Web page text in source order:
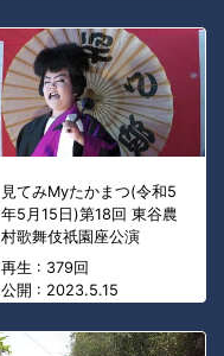
見てみMyたかまつ(令和5
年5月15日)第18回 東谷農
村歌舞伎祇園座公演
再生 : 379回
公開 : 2023.5.15